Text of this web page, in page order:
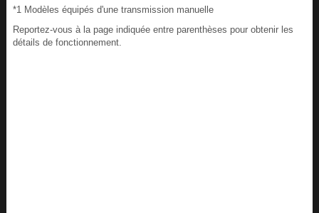
*1 Modèles équipés d'une transmission manuelle
Reportez-vous à la page indiquée entre parenthèses pour obtenir les
détails de fonctionnement.